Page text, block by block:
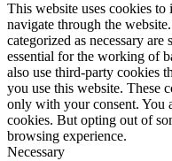
This website uses cookies
navigate through the
categorized as necessary
essential for the working of
also use third-party cookies
you use this website. These
only with your consent. You
cookies. But opting out of
browsing experience.
Necessary